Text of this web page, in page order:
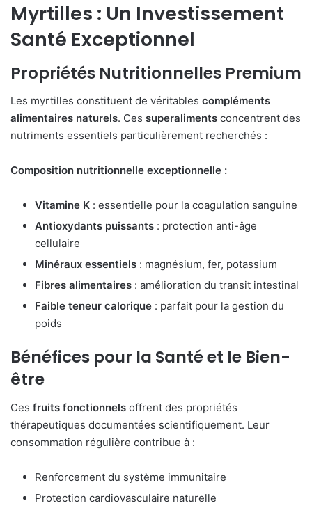
Myrtilles : Un Investissement
Santé Exceptionnel
Propriétés Nutritionnelles Premium
Les myrtilles constituent de véritables compléments
alimentaires naturels. Ces superaliments concentrent des
nutriments essentiels particulièrement recherchés :
Composition nutritionnelle exceptionnelle :
Vitamine K : essentielle pour la coagulation sanguine
Antioxydants puissants : protection anti-âge
cellulaire
Minéraux essentiels : magnésium, fer, potassium
Fibres alimentaires : amélioration du transit intestinal
Faible teneur calorique : parfait pour la gestion du
poids
Bénéfices pour la Santé et le Bien-
être
Ces fruits fonctionnels offrent des propriétés
thérapeutiques documentées scientifiquement. Leur
consommation régulière contribue à :
Renforcement du système immunitaire
Protection cardiovasculaire naturelle